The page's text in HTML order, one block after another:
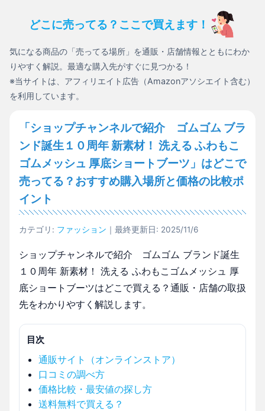
どこに売ってる？ここで買えます！
気になる商品の「売ってる場所」を通販・店舗情報とともにわか
りやすく解説。最適な購入先がすぐに見つかる！
※当サイトは、アフィリエイト広告（Amazonアソシエイト含む）
を利用しています。
「ショップチャンネルで紹介 ゴムゴム ブラ
ンド誕生１０周年 新素材！ 洗える ふわもこ
ゴムメッシュ 厚底ショートブーツ」はどこで
売ってる？おすすめ購入場所と価格の比較ポ
イント
カテゴリ: ファッション ｜最終更新日: 2025/11/6
ショップチャンネルで紹介 ゴムゴム ブランド誕生
１０周年 新素材！ 洗える ふわもこゴムメッシュ 厚
底ショートブーツはどこで買える？通販・店舗の取扱
先をわかりやすく解説します。
目次
通販サイト（オンラインストア）
口コミの調べ方
価格比較・最安値の探し方
送料無料で買える？